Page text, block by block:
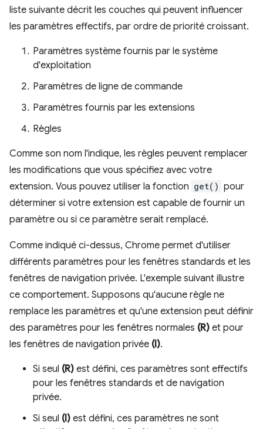
liste suivante décrit les couches qui peuvent influencer
les paramètres effectifs, par ordre de priorité croissant.
Paramètres système fournis par le système
d'exploitation
Paramètres de ligne de commande
Paramètres fournis par les extensions
Règles
Comme son nom l'indique, les règles peuvent remplacer
les modifications que vous spécifiez avec votre
extension. Vous pouvez utiliser la fonction get() pour
déterminer si votre extension est capable de fournir un
paramètre ou si ce paramètre serait remplacé.
Comme indiqué ci-dessus, Chrome permet d'utiliser
différents paramètres pour les fenêtres standards et les
fenêtres de navigation privée. L'exemple suivant illustre
ce comportement. Supposons qu'aucune règle ne
remplace les paramètres et qu'une extension peut définir
des paramètres pour les fenêtres normales (R) et pour
les fenêtres de navigation privée (I).
Si seul (R) est défini, ces paramètres sont effectifs
pour les fenêtres standards et de navigation
privée.
Si seul (I) est défini, ces paramètres ne sont